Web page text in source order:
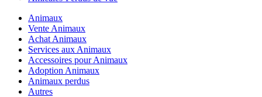
Animaux
Vente Animaux
Achat Animaux
Services aux Animaux
Accessoires pour Animaux
Adoption Animaux
Animaux perdus
Autres